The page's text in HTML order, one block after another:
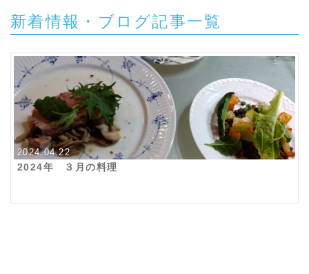
新着情報・ブログ記事一覧
2024.04.22
2024年 ３月の料理